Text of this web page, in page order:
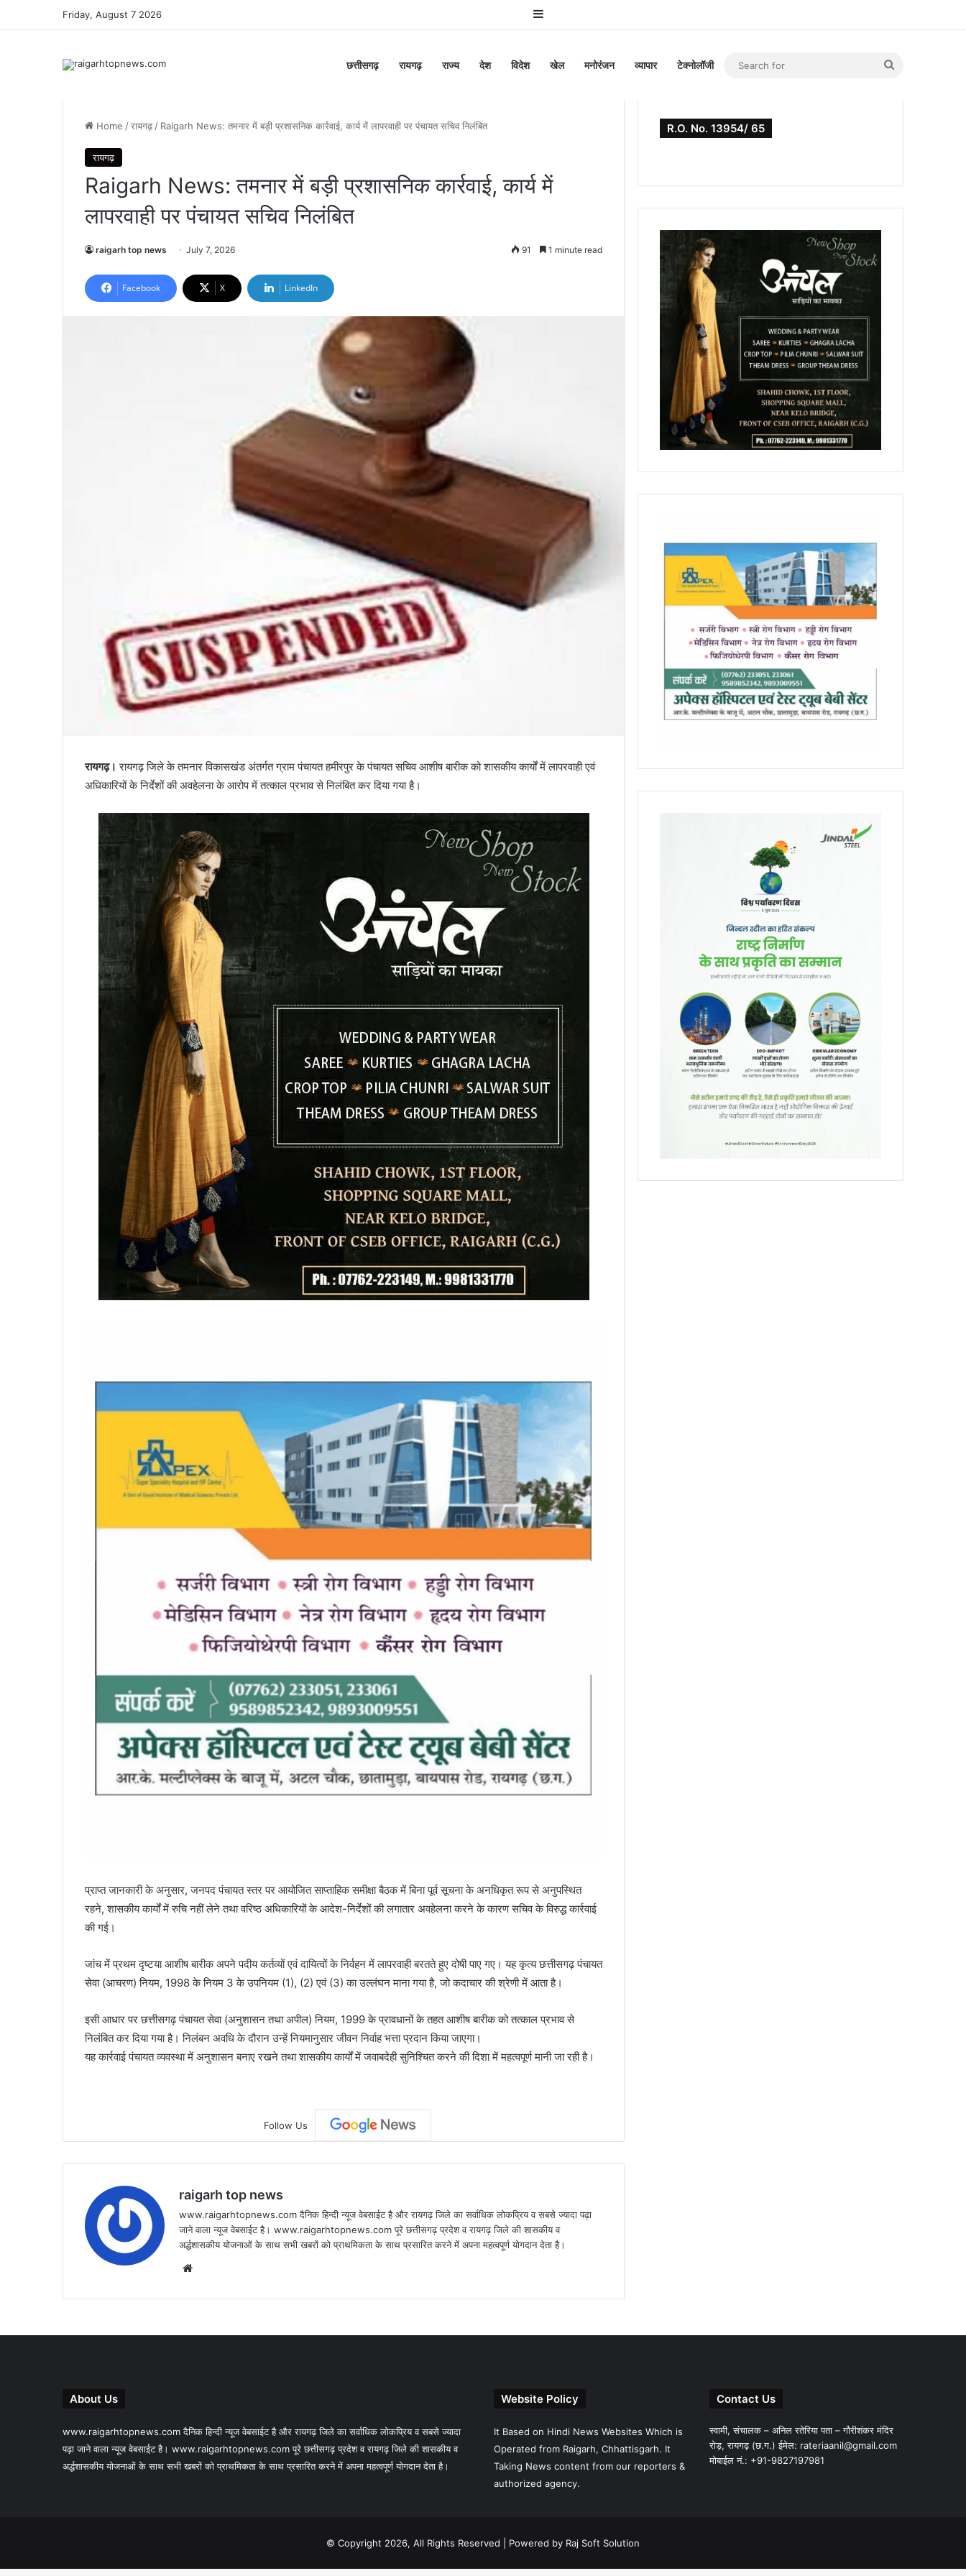
Friday, August 7 2026 Sidebar
छत्तीसगढ़ रायगढ़ राज्य देश विदेश खेल मनोरंजन व्यापार टेक्नोलॉजी
Home /रायगढ़ / Raigarh News: तमनार में बड़ी प्रशासनिक कार्रवाई, कार्य में लापरवाही पर पंचायत सचिव निलंबित
रायगढ़
Raigarh News: तमनार में बड़ी प्रशासनिक कार्रवाई, कार्य में
लापरवाही पर पंचायत सचिव निलंबित
raigarh top news July 7, 2026 91 1 minute read
Facebook X LinkedIn
रायगढ़। रायगढ़ जिले के तमनार विकासखंड अंतर्गत ग्राम पंचायत हमीरपुर के पंचायत सचिव आशीष बारीक को शासकीय कार्यों में लापरवाही एवं
अधिकारियों के निर्देशों की अवहेलना के आरोप में तत्काल प्रभाव से निलंबित कर दिया गया है।
प्राप्त जानकारी के अनुसार, जनपद पंचायत स्तर पर आयोजित साप्ताहिक समीक्षा बैठक में बिना पूर्व सूचना के अनधिकृत रूप से अनुपस्थित
रहने, शासकीय कार्यों में रुचि नहीं लेने तथा वरिष्ठ अधिकारियों के आदेश-निर्देशों की लगातार अवहेलना करने के कारण सचिव के विरुद्ध कार्रवाई
की गई।
जांच में प्रथम दृष्टया आशीष बारीक अपने पदीय कर्तव्यों एवं दायित्वों के निर्वहन में लापरवाही बरतते हुए दोषी पाए गए। यह कृत्य छत्तीसगढ़ पंचायत
सेवा (आचरण) नियम, 1998 के नियम 3 के उपनियम (1), (2) एवं (3) का उल्लंघन माना गया है, जो कदाचार की श्रेणी में आता है।
इसी आधार पर छत्तीसगढ़ पंचायत सेवा (अनुशासन तथा अपील) नियम, 1999 के प्रावधानों के तहत आशीष बारीक को तत्काल प्रभाव से
निलंबित कर दिया गया है। निलंबन अवधि के दौरान उन्हें नियमानुसार जीवन निर्वाह भत्ता प्रदान किया जाएगा।
यह कार्रवाई पंचायत व्यवस्था में अनुशासन बनाए रखने तथा शासकीय कार्यों में जवाबदेही सुनिश्चित करने की दिशा में महत्वपूर्ण मानी जा रही है।
Follow Us
raigarh top news
www.raigarhtopnews.com दैनिक हिन्दी न्यूज वेबसाईट है और रायगढ़ जिले का सर्वाधिक लोकप्रिय व सबसे ज्यादा पढ़ा
जाने वाला न्यूज वेबसाईट है। www.raigarhtopnews.com पूरे छत्तीसगढ़ प्रदेश व रायगढ़ जिले की शासकीय व
अर्द्धशासकीय योजनाओं के साथ सभी खबरों को प्राथमिकता के साथ प्रसारित करने में अपना महत्वपूर्ण योगदान देता है।
R.O. No. 13954/ 65
About Us
www.raigarhtopnews.com दैनिक हिन्दी न्यूज वेबसाईट है और रायगढ़ जिले का सर्वाधिक लोकप्रिय व सबसे ज्यादा
पढ़ा जाने वाला न्यूज वेबसाईट है। www.raigarhtopnews.com पूरे छत्तीसगढ़ प्रदेश व रायगढ़ जिले की शासकीय व
अर्द्धशासकीय योजनाओं के साथ सभी खबरों को प्राथमिकता के साथ प्रसारित करने में अपना महत्वपूर्ण योगदान देता है।
Website Policy
It Based on Hindi News Websites Which is
Operated from Raigarh, Chhattisgarh. It
Taking News content from our reporters &
authorized agency.
Contact Us
स्वामी, संचालक – अनिल रतेरिया पता – गौरीशंकर मंदिर
रोड़, रायगढ़ (छ.ग.) ईमेल: rateriaanil@gmail.com
मोबाईल नं.: +91-9827197981
© Copyright 2026, All Rights Reserved | Powered by Raj Soft Solution